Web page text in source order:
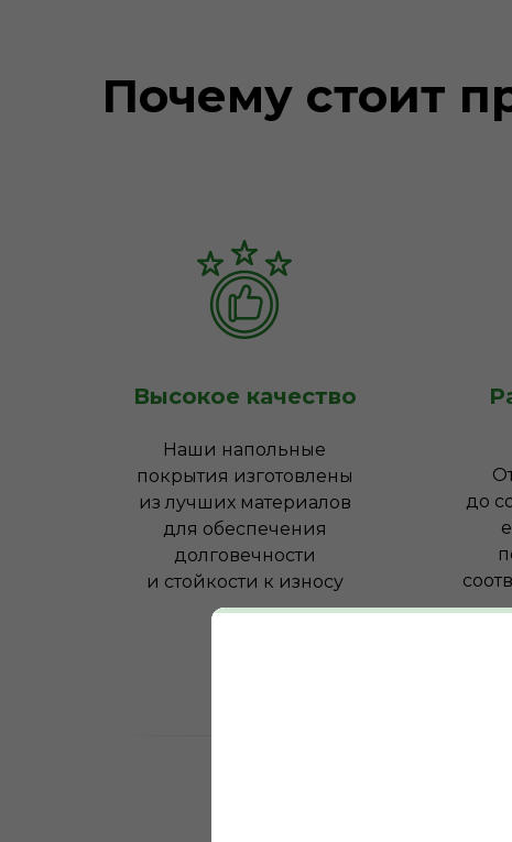
Почему стоит
Высокое качество
Наши напольные
покрытия изготовлены
из лучших материалов
для обеспечения
долговечности
и стойкости к износу
до